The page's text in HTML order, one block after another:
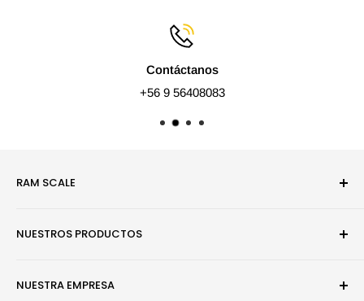
Contáctanos
+56 9 56408083
RAM SCALE
juegos de mesa.
NUESTROS PRODUCTOS
Efectos y Dioramas
NUESTRA EMPRESA